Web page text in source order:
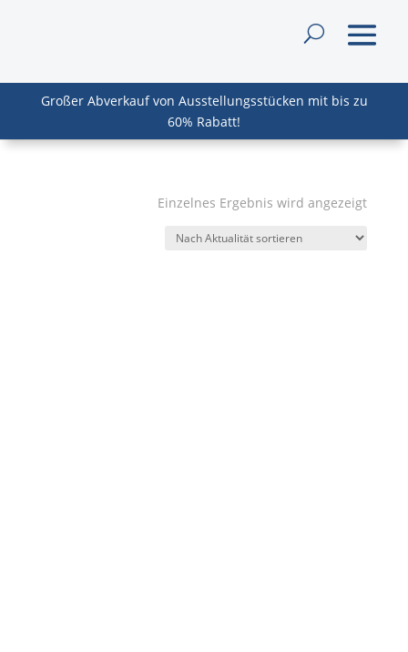
Großer Abverkauf von Ausstellungsstücken mit bis zu
60% Rabatt!
Einzelnes Ergebnis wird angezeigt